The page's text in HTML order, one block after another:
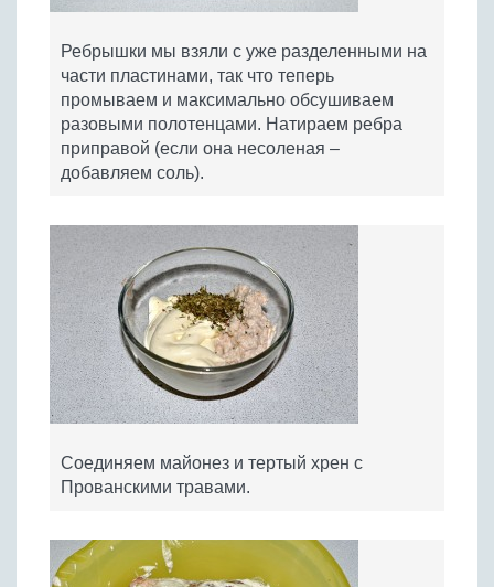
Ребрышки мы взяли с уже разделенными на
части пластинами, так что теперь
промываем и максимально обсушиваем
разовыми полотенцами. Натираем ребра
приправой (если она несоленая –
добавляем соль).
Соединяем майонез и тертый хрен с
Прованскими травами.